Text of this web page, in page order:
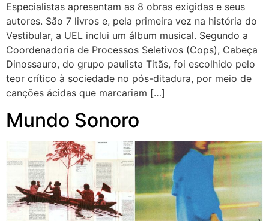
Especialistas apresentam as 8 obras exigidas e seus
autores. São 7 livros e, pela primeira vez na história do
Vestibular, a UEL inclui um álbum musical. Segundo a
Coordenadoria de Processos Seletivos (Cops), Cabeça
Dinossauro, do grupo paulista Titãs, foi escolhido pelo
teor crítico à sociedade no pós-ditadura, por meio de
canções ácidas que marcariam […]
Mundo Sonoro